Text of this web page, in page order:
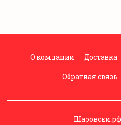
О компании Доставка
Обратная связь
Шаровски.рф